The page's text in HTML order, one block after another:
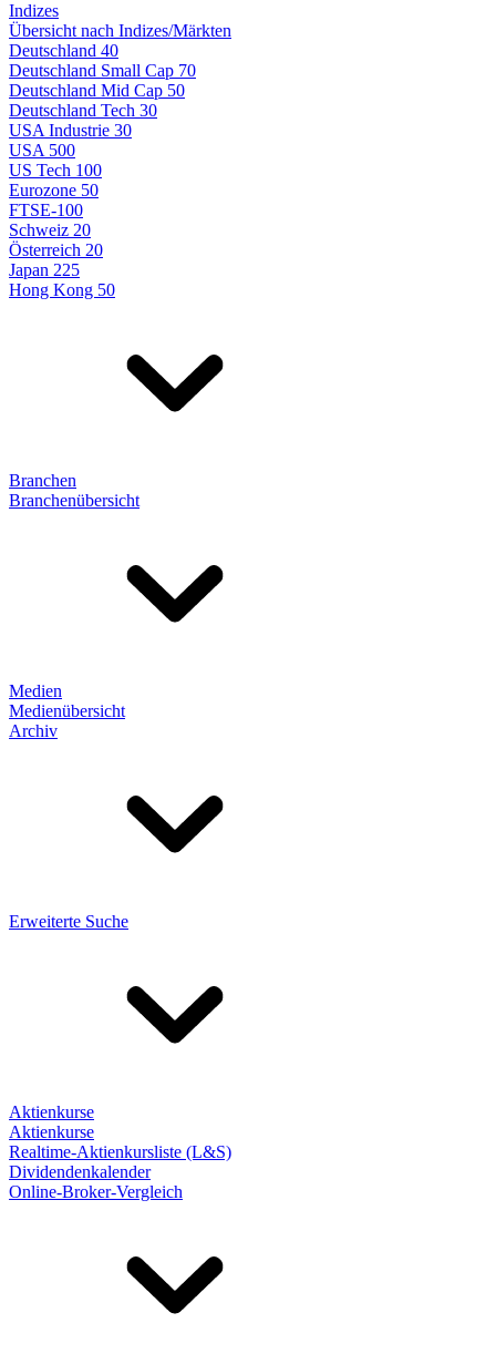
Indizes
Übersicht nach Indizes/Märkten
Deutschland 40
Deutschland Small Cap 70
Deutschland Mid Cap 50
Deutschland Tech 30
USA Industrie 30
USA 500
US Tech 100
Eurozone 50
FTSE-100
Schweiz 20
Österreich 20
Japan 225
Hong Kong 50
Branchen
Branchenübersicht
Medien
Medienübersicht
Archiv
Erweiterte Suche
Aktienkurse
Aktienkurse
Realtime-Aktienkursliste (L&S)
Dividendenkalender
Online-Broker-Vergleich